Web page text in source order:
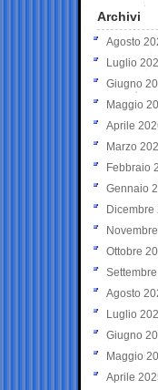
Archivi
Agosto
Luglio
Giugno
Maggio
Aprile
Marzo
Febbraio
Gennaio
Dicembre
Ottobre
Agosto
Luglio
Giugno
Maggio
Aprile